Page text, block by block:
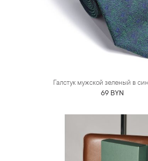
Галстук мужской зеленый в
69 BYN